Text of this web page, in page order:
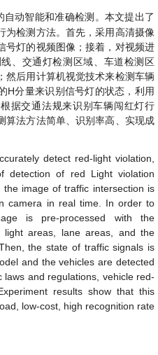
动智能和准确检测。本文提出了
为检测方法。首先，采用高清摄像
号灯的视频图像；接着，对视频进
、交通灯检测区域、 车道检测区
然后用计算机视觉技术来检测车辆
H分量来识别信号灯的状态，利用
根据交通法规来识别车辆闯红灯行
算法方法简单、识别率高、实现成
detect red-light violation,
detection of red Light violation
image of traffic intersection is
camera in real time. In order to
is pre-processed with the
areas, lane areas, and the
the state of traffic signals is
and the vehicles are detected
laws and regulations, vehicle red-
results show that this
low-cost, high recognition rate